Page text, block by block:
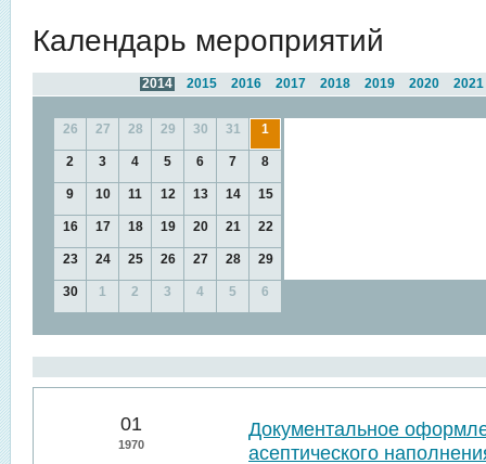
Календарь мероприятий
2021
2020
2019
2018
2017
2016
2015
2014
26 27 28 29 30 31 1
2 3 4 5 6 7 8
9 10 11 12 13 14 15
16 17 18 19 20 21 22
23 24 25 26 27 28 29
30 1 2 3 4 5 6
01
1970
Документальное
асептического